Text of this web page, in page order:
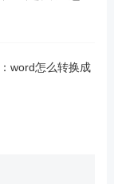
word怎么转换成